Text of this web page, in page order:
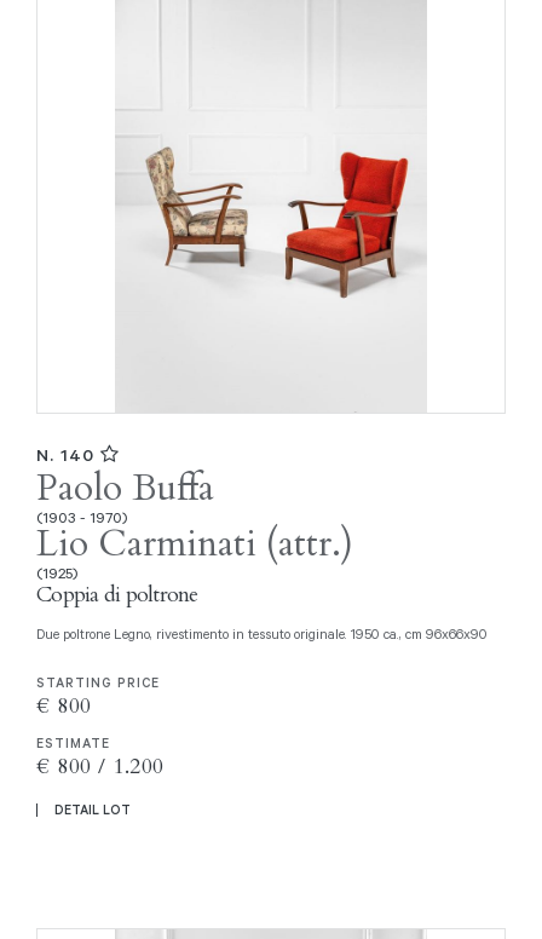
N. 140
Paolo Buffa
(1903 - 1970)
Lio Carminati (attr.)
(1925)
Coppia di poltrone
Due poltrone Legno, rivestimento in tessuto originale. 1950 ca., cm 96x66x90
STARTING PRICE
€ 800
ESTIMATE
€ 800 / 1.200
DETAIL LOT